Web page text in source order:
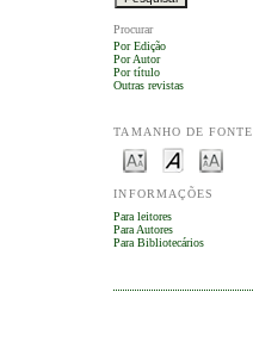
Procurar
Por Edição
Por Autor
Por título
Outras revistas
TAMANHO DE FONTE
INFORMAÇÕES
Para leitores
Para Autores
Para Bibliotecários